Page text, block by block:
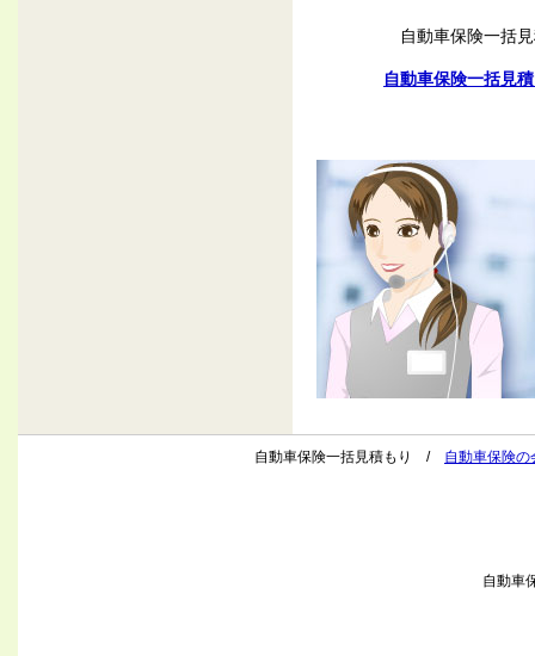
自動車保険一括
自動車保険一括見
自動車保険一括見積もり / 自動車保険の
自動車